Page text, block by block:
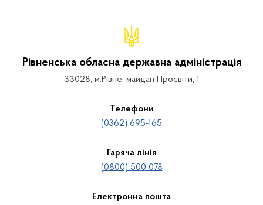
Рівненська обласна державна адміністрація
33028, м.Рівне, майдан Просвіти, 1
Телефони
(0362) 695-165
Гаряча лінія
(0800) 500 078
Електронна пошта